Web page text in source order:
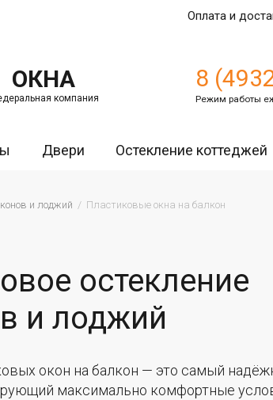
Оплата и
ОКНА
компания
8
Режим работы
Двери Остекление коттеджей
и лоджий Пластиковые окна на балкон
остекление
и лоджий
окон на балкон — это самый
максимально комфортные